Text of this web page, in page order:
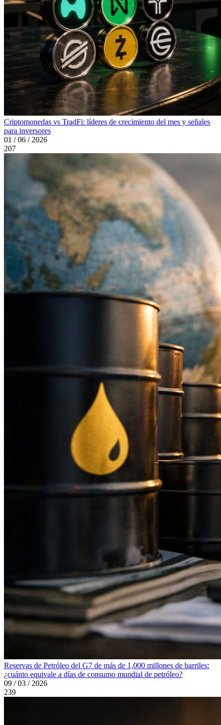
Criptomonedas vs TradFi: líderes de crecimiento del mes y señales
para inversores
01 / 06 / 2026
207
Reservas de Petróleo del G7 de más de 1,000 millones de barriles:
¿cuánto equivale a días de consumo mundial de petróleo?
09 / 03 / 2026
239